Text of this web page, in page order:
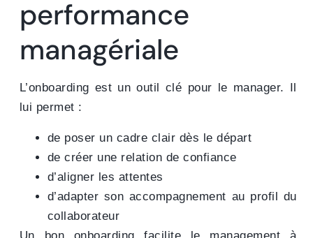
performance
managériale
L’onboarding est un outil clé pour le manager. Il
lui permet :
de poser un cadre clair dès le départ
de créer une relation de confiance
d’aligner les attentes
d’adapter son accompagnement au profil du
collaborateur